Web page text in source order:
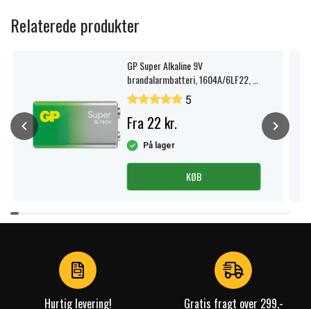
Relaterede produkter
GP Super Alkaline 9V
brandalarmbatteri, 1604A/6LF22, 1-
pak.
5
Fra 22 kr.
På lager
KØB
Item
1
Hurtig levering! Gratis fragt over 299,-